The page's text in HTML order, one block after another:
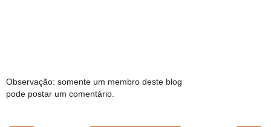
Observação: somente um membro deste blog
pode postar um comentário.